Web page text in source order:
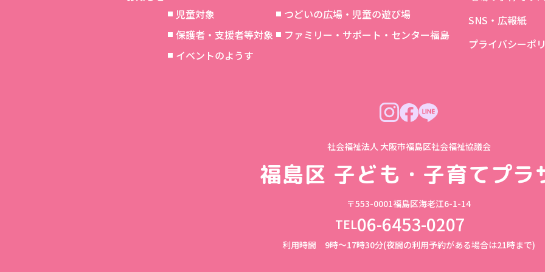
児童対象
保護者・支援者等対象
イベントのようす
つどいの広場・児童の遊び場
ファミリー・サポート・センター福島
SNS・広報紙
プライバシーポ
社会福祉法人 大阪市福島区社会福祉協議会
福島区 子ども・子育てプラ
〒553-0001福島区海老江6-1-14
TEL06-6453-0207
利用時間 9時～17時30分(夜間の利用予約がある場合は21時まで)